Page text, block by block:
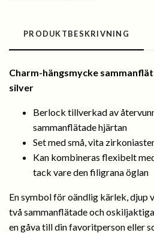
PRODUKTBESKRIVNING
Charm-hängsmycke
silver
Berlock tillverkad av
sammanflätade hjärtan
Set med små, vita
Kan kombineras flexibelt
tack vare den filigrana öglan
En symbol för oändlig kärlek, djup
två sammanflätade och
en gåva till din favoritperson eller